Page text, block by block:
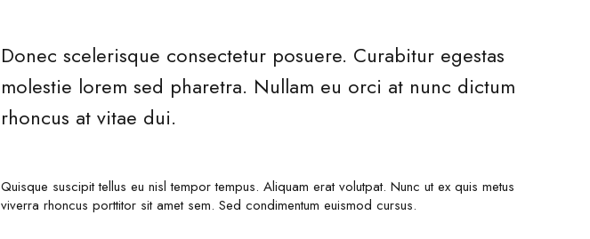
Donec scelerisque consectetur posuere. Curabitur egestas
molestie lorem sed pharetra. Nullam eu orci at nunc dictum
rhoncus at vitae dui.
Quisque suscipit tellus eu nisl tempor tempus. Aliquam erat volutpat. Nunc ut ex quis metus
viverra rhoncus porttitor sit amet sem. Sed condimentum euismod cursus.